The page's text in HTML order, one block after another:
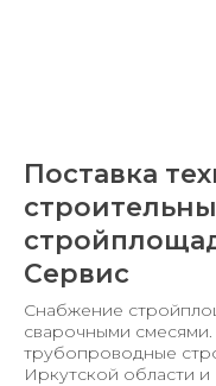
Поставка
Сервис
Снабжение
сварочными
трубопроводные
Иркутской области